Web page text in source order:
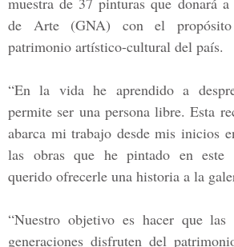
de Arte (GNA) con el
patrimonio artístico-cultural del país.
“En la vida he aprendido a
permite ser una persona libre. Esta
abarca mi trabajo desde mis inicios
las obras que he pintado en
querido ofrecerle una historia a la
“Nuestro objetivo es hacer que las
generaciones disfruten del